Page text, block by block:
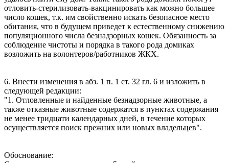
отловить-стерилизовать-вакцинировать как можно большее
число кошек, т.к. им свойственно искать безопасное место
обитания, что в будущем приведет к естественному снижению
популяционного числа безнадзорных кошек. Обязанность за
соблюдение чистоты и порядка в такого рода домиках
возложить на волонтеров/работников ЖКХ.
6. Внести изменения в абз. 1 п. 1 ст. 32 гл. 6 и изложить в
следующей редакции:
"1. Отловленные и найденные безнадзорные животные, а
также отказные животные содержатся в пунктах содержания
не менее тридцати календарных дней, в течение которых
осуществляется поиск прежних или новых владельцев".
Обоснование: